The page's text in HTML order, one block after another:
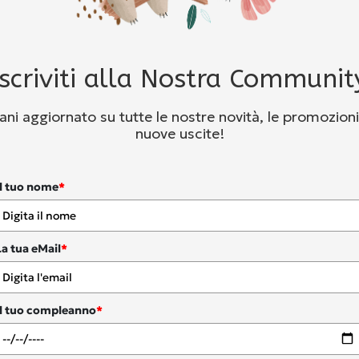
alla Nostra
aggiornato su tutte le nostre novità, le
nuove uscite!
tuo nome*
tua eMail*
tuo compleanno*